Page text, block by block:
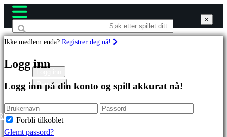
Spill
Utvalgt
Nyutgivelser
Gratis
Registrer
×
Ikke medlem enda? Registrer deg nå!
Logg inn
Logg inn på din konto og spill akkurat nå!
Forbli tilkoblet
Glemt passord?
×
×